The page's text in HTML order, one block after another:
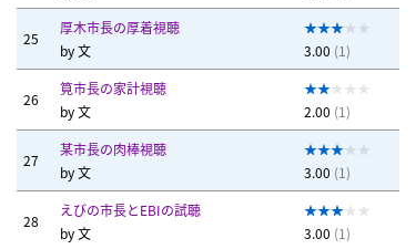
25
厚木市長の厚着視聴
by文 3.00 (1)
26
筧市長の家計視聴
by文 2.00 (1)
27
某市長の肉棒視聴
by文 3.00 (1)
28
えびの市長とEBIの試聴
by文 3.00 (1)